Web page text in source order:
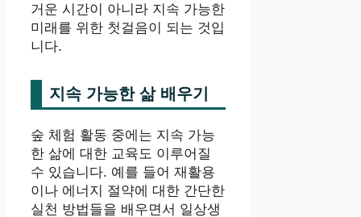
거운 시간이 아니라 지속 가능한
미래를 위한 첫걸음이 되는 것입
니다.
지속 가능한 삶 배우기
숲 체험 활동 중에는 지속 가능
한 삶에 대한 교육도 이루어질
수 있습니다. 예를 들어 재활용
이나 에너지 절약에 대한 간단한
실천 방법들을 배우면서 일상생